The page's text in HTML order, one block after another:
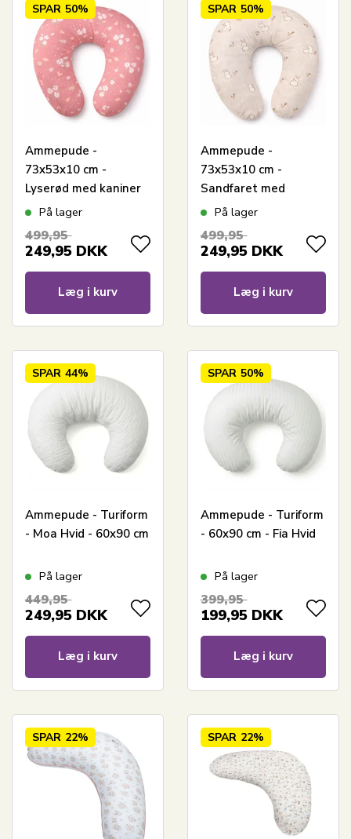
SPAR 50%
Ammepude -
73x53x10 cm -
Lyserød med kaniner
og blomster
På lager
499,95
249,95 DKK
Læg i kurv
SPAR 50%
Ammepude -
73x53x10 cm -
Sandfaret med
kaniner
På lager
499,95
249,95 DKK
Læg i kurv
SPAR 44%
Ammepude - Turiform
- Moa Hvid - 60x90 cm
På lager
449,95
249,95 DKK
Læg i kurv
SPAR 50%
Ammepude - Turiform
- 60x90 cm - Fia Hvid
På lager
399,95
199,95 DKK
Læg i kurv
SPAR 22% SPAR 22%